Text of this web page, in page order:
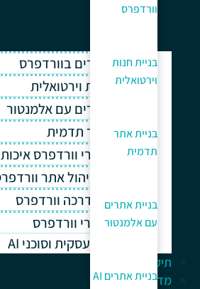
וורדפרס
בניית חנות
וירטואלית
בניית אתר
תדמית
בניית אתרים
עם אלמנטור
בניית אתרים AI
בניית אתרים בוורדפרס
בניית חנות וירטואלית
בניית אתרים עם אלמנטור
בניית אתר תדמית
אחסון אתרי וורדפרס איכותי
תחזוקה וניהול אתר וורדפרס
תמיכה והדרכה וורדפרס
קידום אתרי וורדפרס
אוטומציה עסקית וסוכני AI
תיק עבודות
מדריך למתחלים